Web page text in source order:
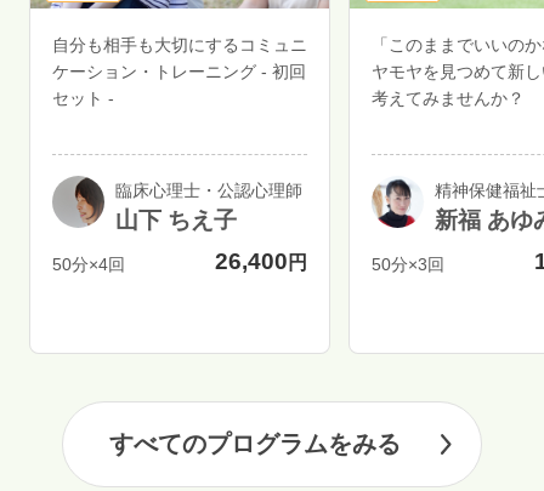
自分も相手も大切にするコミュニ
ケーション・トレーニング - 初回
セット -
臨床心理士・公認心理師
山下 ちえ子
50分×4回 26,400 円
「このままでいいの
ヤモヤを見つめて新
考えてみませんか？
精神保健福祉
新福 あゆ
50分×3回
すべてのプログラムをみる